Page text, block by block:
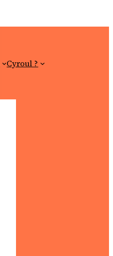
Cyroul ?